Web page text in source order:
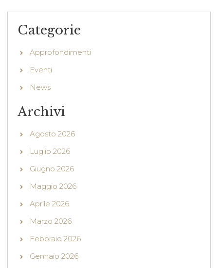
Categorie
Approfondimenti
Eventi
News
Archivi
Agosto 2026
Luglio 2026
Giugno 2026
Maggio 2026
Aprile 2026
Marzo 2026
Febbraio 2026
Gennaio 2026